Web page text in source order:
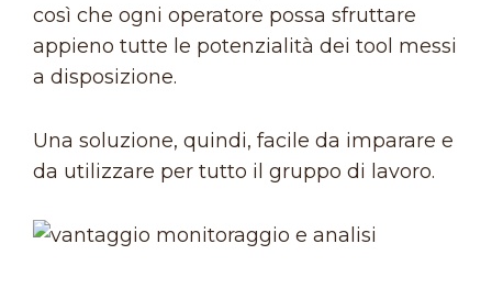
così che ogni operatore possa sfruttare
appieno tutte le potenzialità dei tool messi
a disposizione.
Una soluzione, quindi, facile da imparare e
da utilizzare per tutto il gruppo di lavoro.